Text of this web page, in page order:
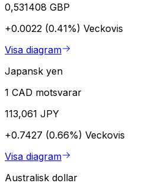
0,531408 GBP
+0.0022 (0.41%) Veckovis
Visa diagram
Japansk yen
1 CAD motsvarar
113,061 JPY
+0.7427 (0.66%) Veckovis
Visa diagram
Australisk dollar